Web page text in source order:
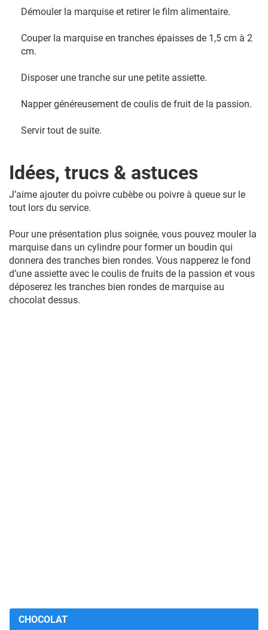
Démouler la marquise et retirer le film alimentaire.
Couper la marquise en tranches épaisses de 1,5 cm à 2
cm.
Disposer une tranche sur une petite assiette.
Napper généreusement de coulis de fruit de la passion.
Servir tout de suite.
Idées, trucs & astuces
J’aime ajouter du poivre cubèbe ou poivre à queue sur le
tout lors du service.
Pour une présentation plus soignée, vous pouvez mouler la
marquise dans un cylindre pour former un boudin qui
donnera des tranches bien rondes. Vous napperez le fond
d’une assiette avec le coulis de fruits de la passion et vous
déposerez les tranches bien rondes de marquise au
chocolat dessus.
CHOCOLAT